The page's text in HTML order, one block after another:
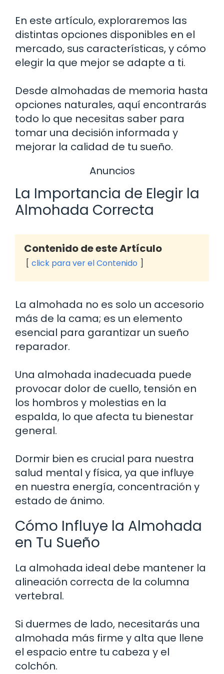
En este artículo, exploraremos las
distintas opciones disponibles en el
mercado, sus características, y cómo
elegir la que mejor se adapte a ti.
Desde almohadas de memoria hasta
opciones naturales, aquí encontrarás
todo lo que necesitas saber para
tomar una decisión informada y
mejorar la calidad de tu sueño.
Anuncios
La Importancia de Elegir la
Almohada Correcta
Contenido de este Artículo
click para ver el Contenido
La almohada no es solo un accesorio
más de la cama; es un elemento
esencial para garantizar un sueño
reparador.
Una almohada inadecuada puede
provocar dolor de cuello, tensión en
los hombros y molestias en la
espalda, lo que afecta tu bienestar
general.
Dormir bien es crucial para nuestra
salud mental y física, ya que influye
en nuestra energía, concentración y
estado de ánimo.
Cómo Influye la Almohada
en Tu Sueño
La almohada ideal debe mantener la
alineación correcta de la columna
vertebral.
Si duermes de lado, necesitarás una
almohada más firme y alta que llene
el espacio entre tu cabeza y el
colchón.